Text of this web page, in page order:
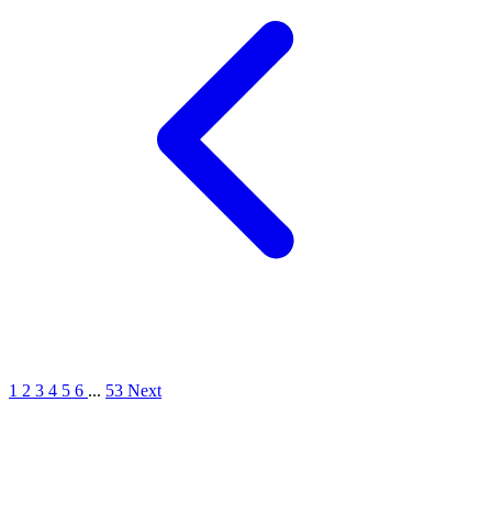
1 2 3 4 5 6 ... 53 Next